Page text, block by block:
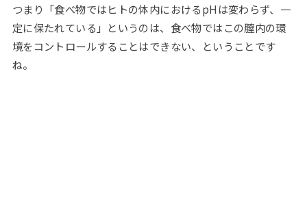
つまり「食べ物ではヒトの体内におけるpHは変わらず、一
定に保たれている」というのは、食べ物ではこの膣内の環
境をコントロールすることはできない、ということです
ね。